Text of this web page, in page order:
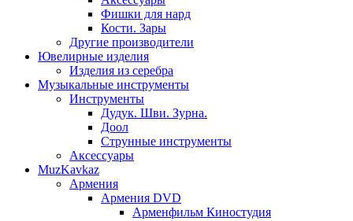
Фишки для нард
Кости. Зары
Другие производители
Ювелирные изделия
Изделия из серебра
Музыкальные инструменты
Инструменты
Дудук. Шви. Зурна.
Доол
Струнные инструменты
Аксессуары
MuzKavkaz
Армения
Армения DVD
Арменфильм Киностудия